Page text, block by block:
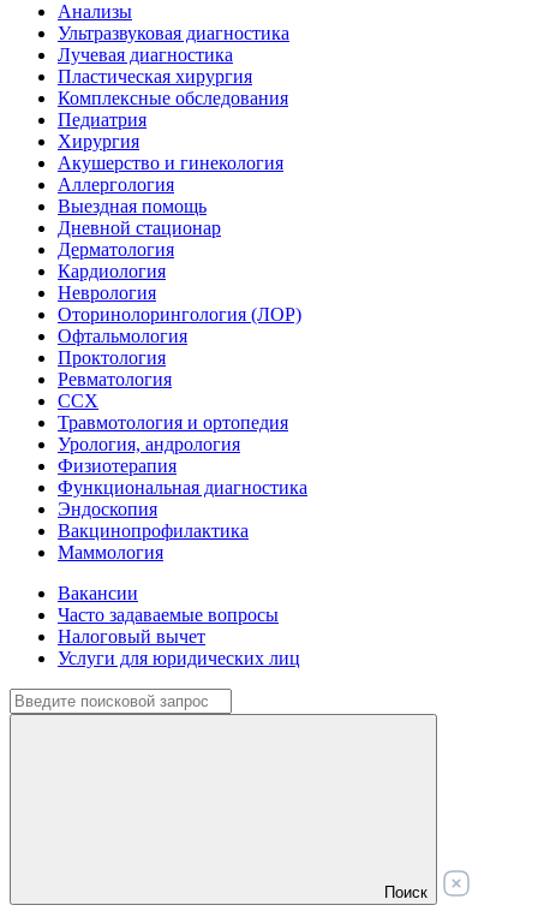
Анализы
Ультразвуковая диагностика
Лучевая диагностика
Пластическая хирургия
Комплексные обследования
Педиатрия
Хирургия
Акушерство и гинекология
Аллергология
Выездная помощь
Дневной стационар
Дерматология
Кардиология
Неврология
Оторинолорингология (ЛОР)
Офтальмология
Проктология
Ревматология
ССХ
Травмотология и ортопедия
Урология, андрология
Физиотерапия
Функциональная диагностика
Эндоскопия
Вакцинопрофилактика
Маммология
Вакансии
Часто задаваемые вопросы
Налоговый вычет
Услуги для юридических лиц
Поиск